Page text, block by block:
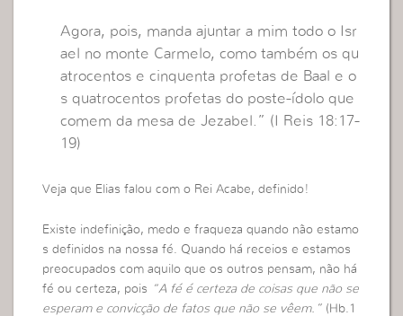
Agora, pois, manda ajuntar a mim todo o Isr
ael no monte Carmelo, como também os qu
atrocentos e cinquenta profetas de Baal e o
s quatrocentos profetas do poste-ídolo que
comem da mesa de Jezabel.” (I Reis 18:17-
19)
Veja que Elias falou com o Rei Acabe, definido!
Existe indefinição, medo e fraqueza quando não estamo
s definidos na nossa fé. Quando há receios e estamos
preocupados com aquilo que os outros pensam, não há
fé ou certeza, pois
“A fé é certeza de coisas que não se
esperam e convicção de fatos que não se vêem.” (Hb.1